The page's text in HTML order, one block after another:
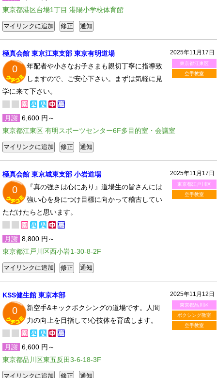
東京都港区台場1丁目 港陽小学校体育館
2025年11月17日
東京都江東区
空手教室
極真会館 東京江東支部 東京有明道場
0
年配者や小さなお子さまも親切丁寧に指導致
しますので、ご安心下さい。まずは気軽に見
学に来て下さい。
月謝 6,600 円～
東京都江東区 有明スポーツセンター6F多目的室・会議室
2025年11月17日
東京都江戸川区
空手教室
極真会館 東京城東支部 小岩道場
0
『真の強さは心にあり』道場生の皆さんには
強い心を身につけ目標に向かって稽古してい
ただけたらと思います。
月謝 8,800 円～
東京都江戸川区西小岩1-30-8-2F
2025年11月12日
東京都品川区
ボクシング教室
空手教室
KSS健生館 東京本部
0
新空手&キックボクシングの道場です。人間
力の向上を目指して!心技体を育成します。
月謝 6,600 円～
東京都品川区東五反田3-6-18-3F